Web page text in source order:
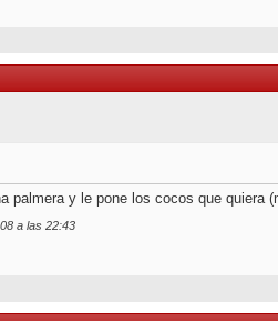
palmera y le pone los cocos que quiera
a las 22:43